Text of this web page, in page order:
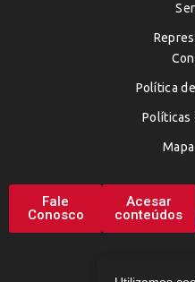
Política
Políticas
Fale
Conosco
Acesar
conteúdos